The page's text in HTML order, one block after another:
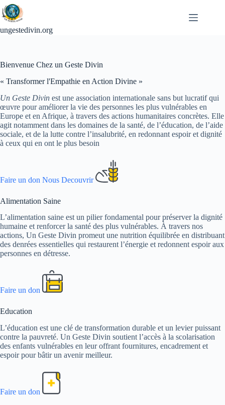
Passer
au
contenu
ungestedivin.org
Bienvenue Chez un Geste Divin
« Transformer l'Empathie en Action Divine »
Un Geste Divin est une association internationale sans but lucratif qui
œuvre pour améliorer la vie des personnes les plus vulnérables en
Europe et en Afrique, à travers des actions humanitaires concrètes. Elle
agit notamment dans les domaines de la santé, de l’éducation, de l’aide
sociale, et de la lutte contre l’insalubrité, en redonnant espoir et dignité
à ceux qui en ont le plus besoin
Faire un don Nous Decouvrir
Alimentation Saine
L’alimentation saine est un pilier fondamental pour préserver la dignité
humaine et renforcer la santé des plus vulnérables. À travers nos
actions, Un Geste Divin promeut une nutrition équilibrée en distribuant
des denrées essentielles qui restaurent l’énergie et redonnent espoir aux
personnes en détresse.
Faire un don
Education
L’éducation est une clé de transformation durable et un levier puissant
contre la pauvreté. Un Geste Divin soutient l’accès à la scolarisation
des enfants vulnérables en leur offrant fournitures, encadrement et
espoir pour bâtir un avenir meilleur.
Faire un don